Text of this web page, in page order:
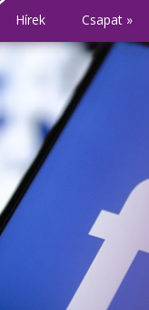
Hírek Csapat »